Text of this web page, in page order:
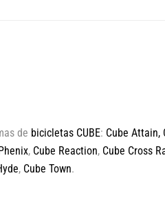
de bicicletas CUBE: Cube Attain,
, Cube Reaction, Cube Cross
, Cube Town.